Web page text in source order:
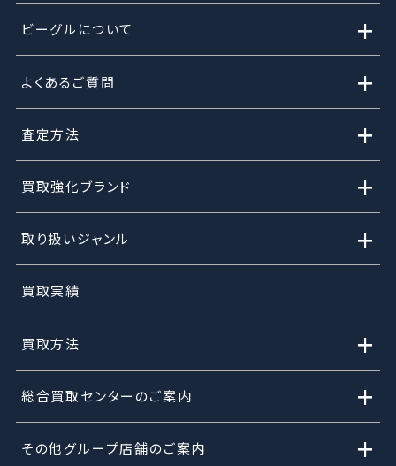
ビーグルについて +
よくあるご質問 +
査定方法 +
買取強化ブランド +
取り扱いジャンル +
買取実績
買取方法 +
総合買取センターのご案内 +
その他グループ店舗のご案内 +